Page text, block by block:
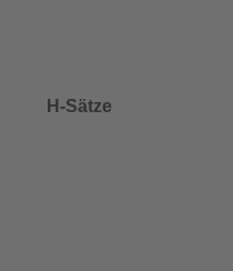
H-Sätze